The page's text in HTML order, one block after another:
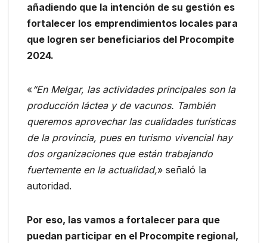
añadiendo que la intención de su gestión es
fortalecer los emprendimientos locales para
que logren ser beneficiarios del Procompite
2024.
«“En Melgar, las actividades principales son la
producción láctea y de vacunos. También
queremos aprovechar las cualidades turísticas
de la provincia, pues en turismo vivencial hay
dos organizaciones que están trabajando
fuertemente en la actualidad,» señaló la
autoridad.
Por eso, las vamos a fortalecer para que
puedan participar en el Procompite regional,